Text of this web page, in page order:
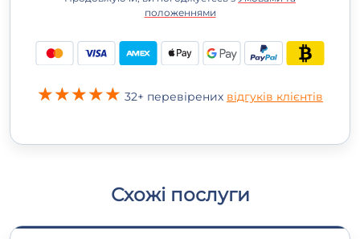
положеннями
32+ перевірених відгуків клієнтів
Схожі послуги